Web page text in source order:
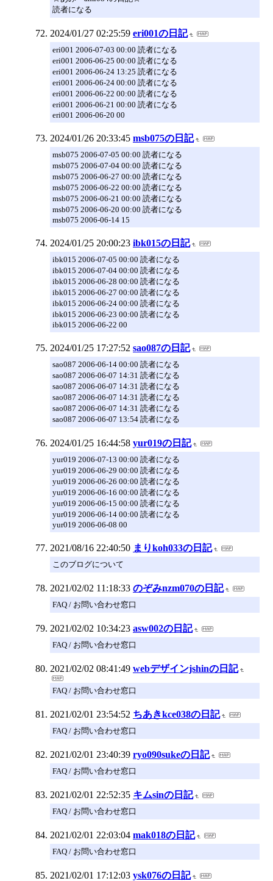
読者になる
2024/01/27 02:25:59 eri001の日記
eri001 2006-07-03 00:00 読者になる
eri001 2006-06-25 00:00 読者になる
eri001 2006-06-24 13:25 読者になる
eri001 2006-06-24 00:00 読者になる
eri001 2006-06-22 00:00 読者になる
eri001 2006-06-21 00:00 読者になる
eri001 2006-06-20 00
2024/01/26 20:33:45 msb075の日記
msb075 2006-07-05 00:00 読者になる
msb075 2006-07-04 00:00 読者になる
msb075 2006-06-27 00:00 読者になる
msb075 2006-06-22 00:00 読者になる
msb075 2006-06-21 00:00 読者になる
msb075 2006-06-20 00:00 読者になる
msb075 2006-06-14 15
2024/01/25 20:00:23 ibk015の日記
ibk015 2006-07-05 00:00 読者になる
ibk015 2006-07-04 00:00 読者になる
ibk015 2006-06-28 00:00 読者になる
ibk015 2006-06-27 00:00 読者になる
ibk015 2006-06-24 00:00 読者になる
ibk015 2006-06-23 00:00 読者になる
ibk015 2006-06-22 00
2024/01/25 17:27:52 sao087の日記
sao087 2006-06-14 00:00 読者になる
sao087 2006-06-07 14:31 読者になる
sao087 2006-06-07 14:31 読者になる
sao087 2006-06-07 14:31 読者になる
sao087 2006-06-07 14:31 読者になる
sao087 2006-06-07 13:54 読者になる
2024/01/25 16:44:58 yur019の日記
yur019 2006-07-13 00:00 読者になる
yur019 2006-06-29 00:00 読者になる
yur019 2006-06-26 00:00 読者になる
yur019 2006-06-16 00:00 読者になる
yur019 2006-06-15 00:00 読者になる
yur019 2006-06-14 00:00 読者になる
yur019 2006-06-08 00
2021/08/16 22:40:50 まりkoh033の日記
このブログについて
2021/02/02 11:18:33 のぞみnzm070の日記
FAQ / お問い合わせ窓口
2021/02/02 10:34:23 asw002の日記
FAQ / お問い合わせ窓口
2021/02/02 08:41:49 webデザインjshinの日記
FAQ / お問い合わせ窓口
2021/02/01 23:54:52 ちあきkce038の日記
FAQ / お問い合わせ窓口
2021/02/01 23:40:39 ryo090sukeの日記
FAQ / お問い合わせ窓口
2021/02/01 22:52:35 キムsinの日記
FAQ / お問い合わせ窓口
2021/02/01 22:03:04 mak018の日記
FAQ / お問い合わせ窓口
2021/02/01 17:12:03 ysk076の日記